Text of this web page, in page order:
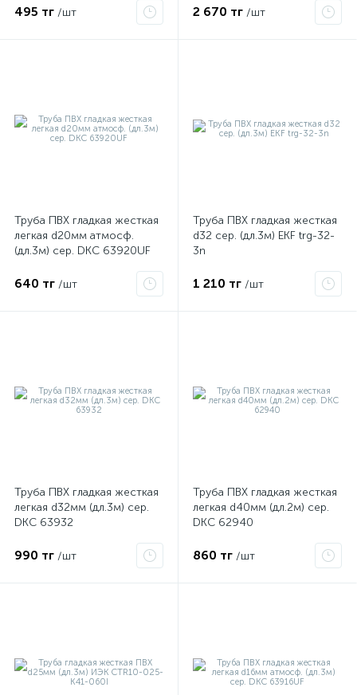
495 тг /шт 2 670 тг /шт
Труба ПВХ гладкая жесткая
легкая d20мм атмосф.
(дл.3м) сер. DKC 63920UF
640 тг /шт
Труба ПВХ гладкая жесткая
d32 сер. (дл.3м) EKF trg-32-
3n
1 210 тг /шт
Труба ПВХ гладкая жесткая
легкая d32мм (дл.3м) сер.
DKC 63932
990 тг /шт
Труба ПВХ гладкая жесткая
легкая d40мм (дл.2м) сер.
DKC 62940
860 тг /шт